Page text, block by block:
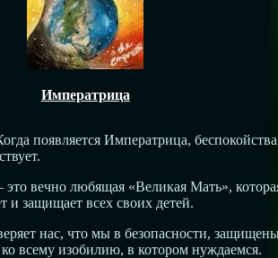
Императрица
появляется Императрица, беспокойства
вечно любящая «Великая Мать»,
и защищает всех своих детей.
нас, что мы в безопасности,
всему изобилию, в котором нуждаемся.